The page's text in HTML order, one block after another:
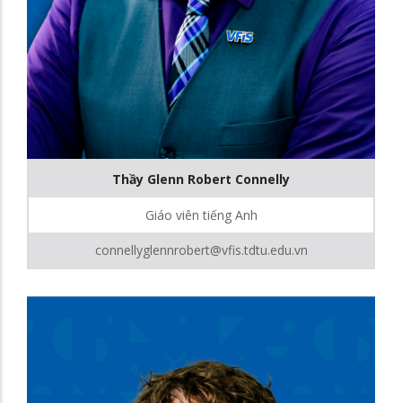
Thầy Glenn Robert Connelly
Giáo viên tiếng Anh
connellyglennrobert@vfis.tdtu.edu.vn